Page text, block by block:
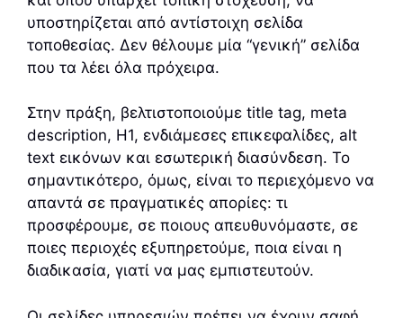
υποστηρίζεται από αντίστοιχη σελίδα
τοποθεσίας. Δεν θέλουμε μία “γενική” σελίδα
που τα λέει όλα πρόχειρα.
Στην πράξη, βελτιστοποιούμε title tag, meta
description, H1, ενδιάμεσες επικεφαλίδες, alt
text εικόνων και εσωτερική διασύνδεση. Το
σημαντικότερο, όμως, είναι το περιεχόμενο να
απαντά σε πραγματικές απορίες: τι
προσφέρουμε, σε ποιους απευθυνόμαστε, σε
ποιες περιοχές εξυπηρετούμε, ποια είναι η
διαδικασία, γιατί να μας εμπιστευτούν.